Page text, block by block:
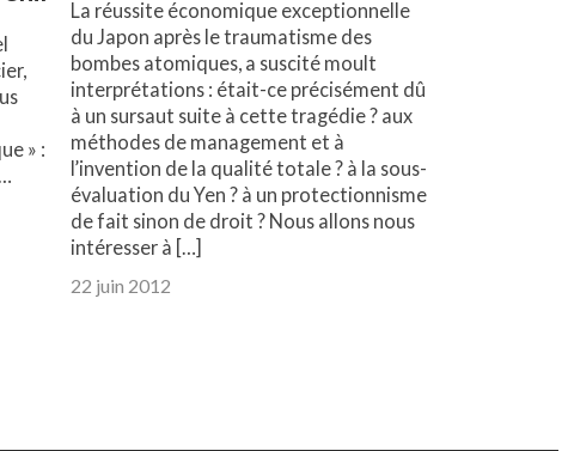
» :
La réussite économique exceptionnelle
du Japon après le traumatisme des
bombes atomiques, a suscité moult
interprétations : était-ce précisément dû
à un sursaut suite à cette tragédie ? aux
méthodes de management et à
l’invention de la qualité totale ? à la sous-
évaluation du Yen ? à un protectionnisme
de fait sinon de droit ? Nous allons nous
intéresser à […]
22 juin 2012